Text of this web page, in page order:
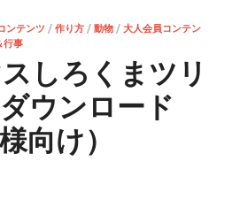
ンテンツ / 作り方 / 動物 / 大人会員コンテン
行事
スしろくまツリ
ウンロード
向け）